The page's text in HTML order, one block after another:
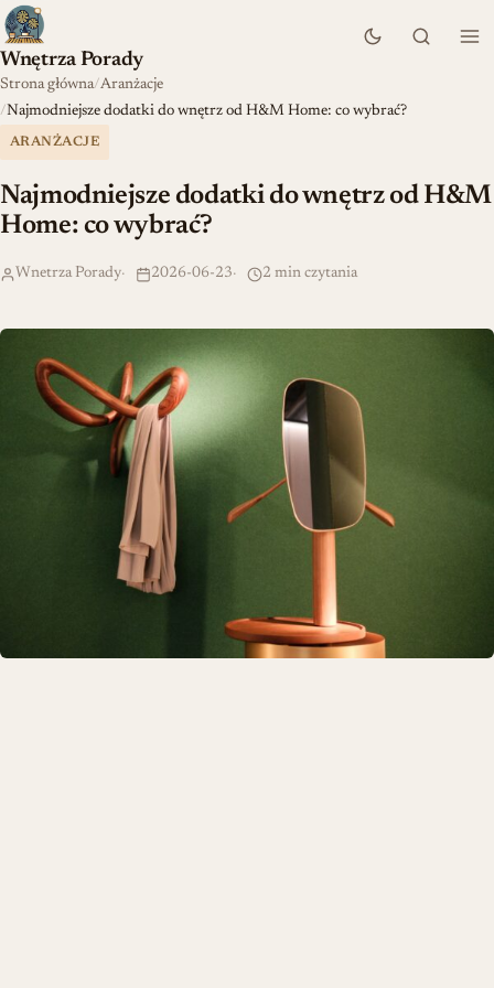
Wnętrza Porady
Strona główna Aranżacje
Najmodniejsze dodatki do wnętrz od H&M Home: co wybrać?
ARANŻACJE
Najmodniejsze dodatki do wnętrz od H&M
Home: co wybrać?
Wnetrza Porady 2026-06-23 2 min czytania